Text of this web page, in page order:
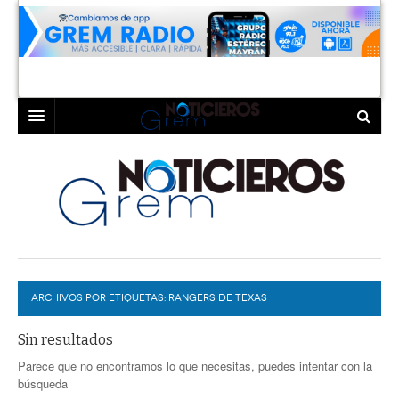
LAGUNA
TORREÓN
GÓMEZ PALACIO
LERDO
COAHUILA
DURANGO
DEPORTES
PROGRAMAS
EXA
COLABORADORES
ARCHIVOS POR ETIQUETAS: RANGERS DE TEXAS
Sin resultados
Parece que no encontramos lo que necesitas, puedes intentar con la
búsqueda